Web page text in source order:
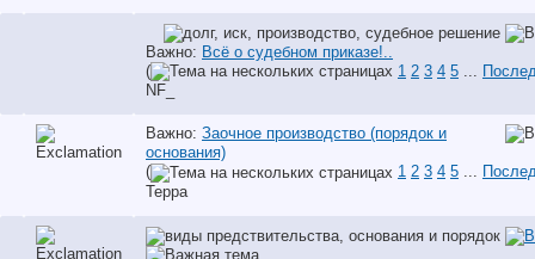
Важно: Всё о судебном приказе!..
(
1 2 3 4 5
NF_
Важно: Заочное производство (порядок и
основания)
(
1 2 3 4 5 ...
Терра